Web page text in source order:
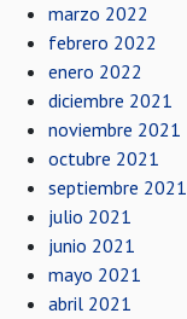
marzo 2022
febrero 2022
enero 2022
diciembre 2021
noviembre 2021
octubre 2021
septiembre 2021
julio 2021
junio 2021
mayo 2021
abril 2021